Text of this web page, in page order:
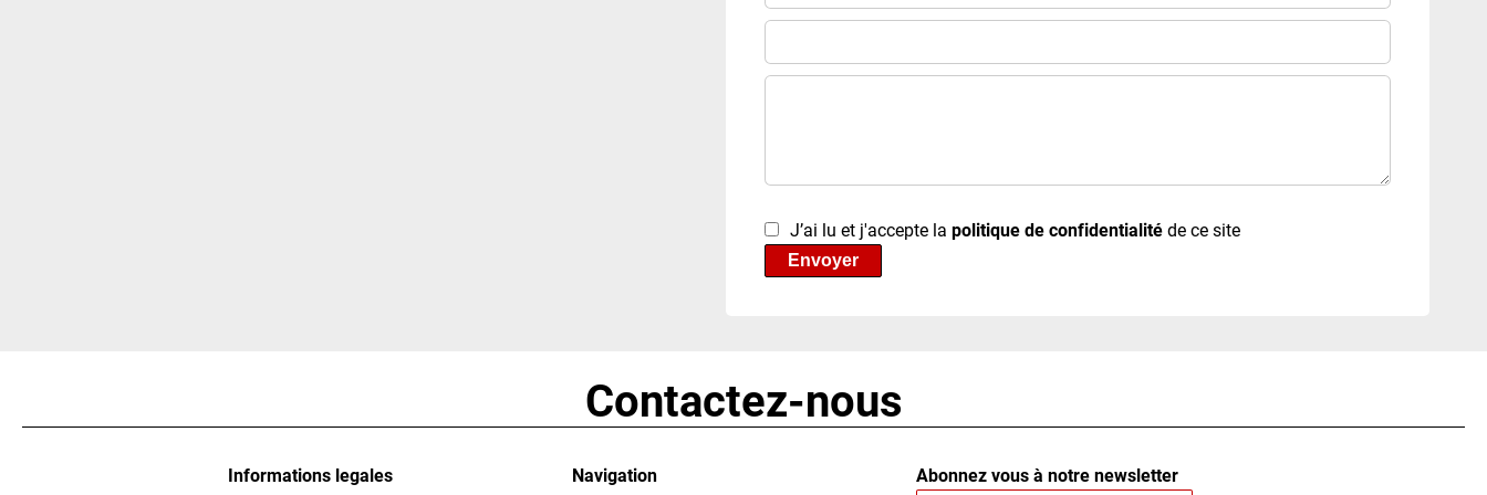
J’ai lu et j'accepte la politique de confidentialitéde ce site
Envoyer
Contactez-nous
Informations legales Navigation Abonnez vous à notre newsletter